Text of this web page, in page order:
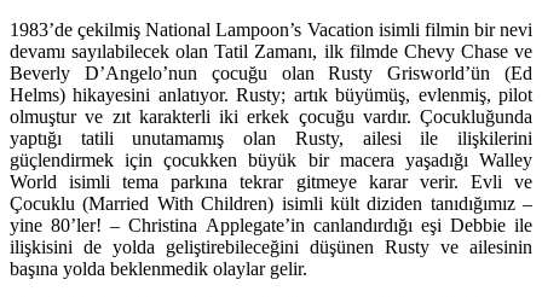
1983’de çekilmiş National Lampoon’s Vacation isimli filmin bir nevi
devamı sayılabilecek olan Tatil Zamanı, ilk filmde Chevy Chase ve
Beverly D’Angelo’nun çocuğu olan Rusty Grisworld’ün (Ed
Helms) hikayesini anlatıyor. Rusty; artık büyümüş, evlenmiş, pilot
olmuştur ve zıt karakterli iki erkek çocuğu vardır. Çocukluğunda
yaptığı tatili unutamamış olan Rusty, ailesi ile ilişkilerini
güçlendirmek için çocukken büyük bir macera yaşadığı Walley
World isimli tema parkına tekrar gitmeye karar verir. Evli ve
Çocuklu (Married With Children) isimli kült diziden tanıdığımız –
yine 80’ler! – Christina Applegate’in canlandırdığı eşi Debbie ile
ilişkisini de yolda geliştirebileceğini düşünen Rusty ve ailesinin
başına yolda beklenmedik olaylar gelir.